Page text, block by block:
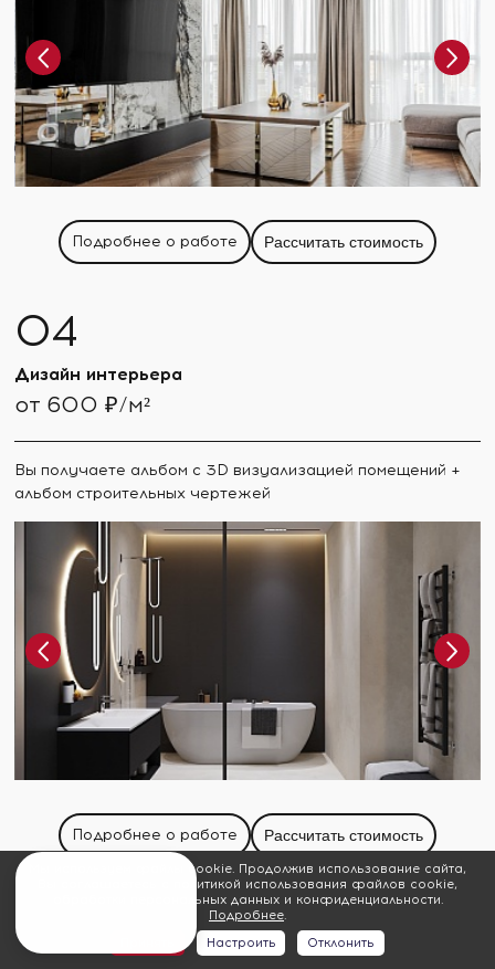
Подробнее о работе Рассчитать стоимость
Дизайн интерьера
от 600 ₽/м²
Вы получаете альбом с 3D визуализацией помещений +
альбом строительных чертежей
Подробнее о работе Рассчитать стоимость
Мы используем файлы cookie. Продолжив использование сайта,
Вы соглашаетесь с политикой использования файлов cookie,
обработки персональных данных и конфиденциальности.
Подробнее.
Настроить Отклонить